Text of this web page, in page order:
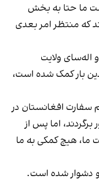
ما حتا به بخش
که منتظر امر بعدی
اله‌سای ولایت
بار کمک شده است،
سفارت افغانستان در
اما پس از
ما، هیچ کمکی به ما
و دشوار شده است.